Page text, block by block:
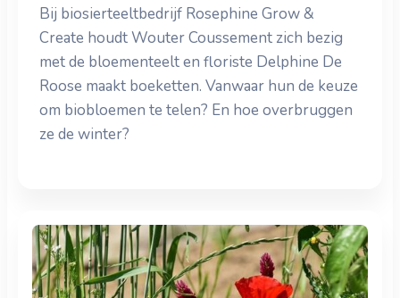
Bij biosierteeltbedrijf Rosephine Grow &
Create houdt Wouter Coussement zich bezig
met de bloementeelt en floriste Delphine De
Roose maakt boeketten. Vanwaar hun de keuze
om biobloemen te telen? En hoe overbruggen
ze de winter?